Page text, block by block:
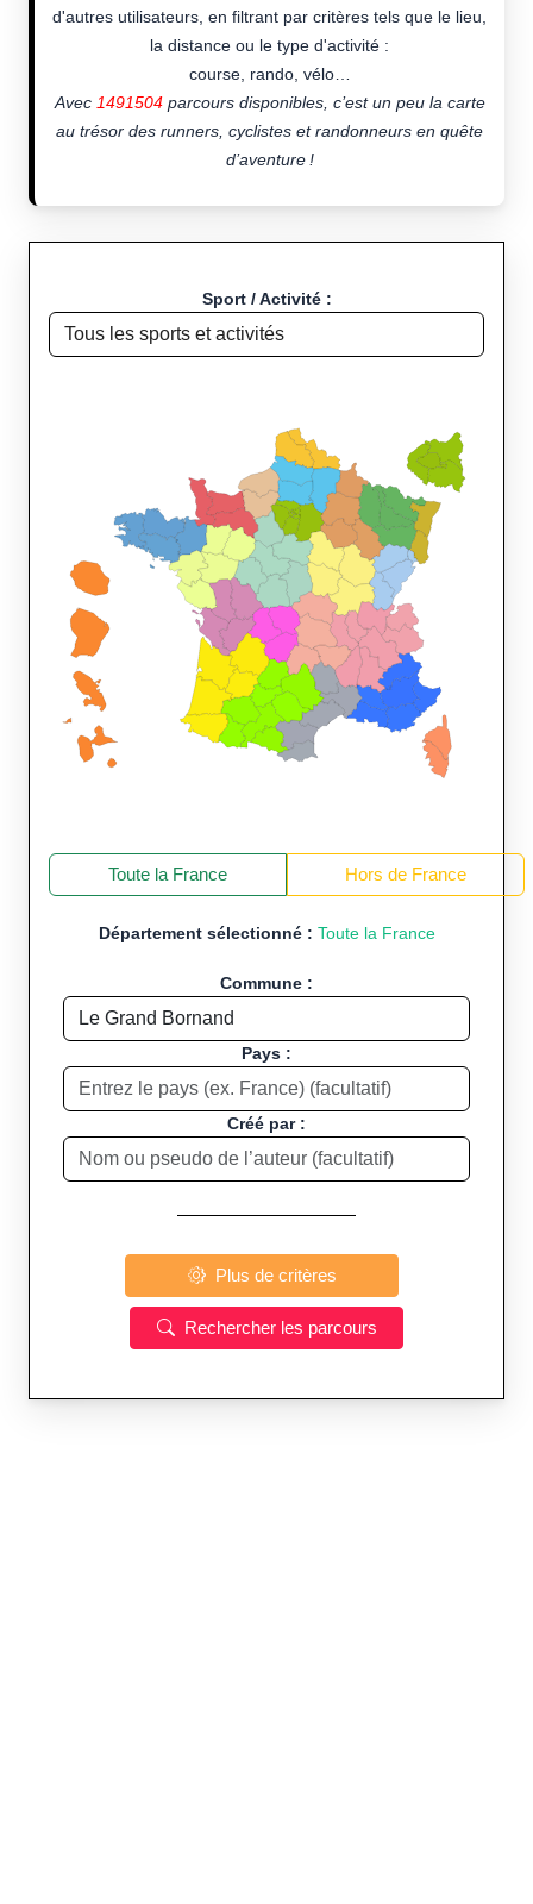
d'autres utilisateurs, en filtrant par critères tels que le lieu,
la distance ou le type d'activité :
course, rando, vélo…
Avec 1491504parcours disponibles, c’est un peu la carte
au trésor des runners, cyclistes et randonneurs en quête
d’aventure !
Sport / Activité :
Toute la France Hors de France
Département sélectionné : Toute la France
Commune :
Pays :
Créé par :
Plus de critères
Rechercher les parcours